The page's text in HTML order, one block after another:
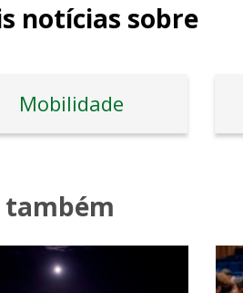
notícias sobre
Mobilidade
também